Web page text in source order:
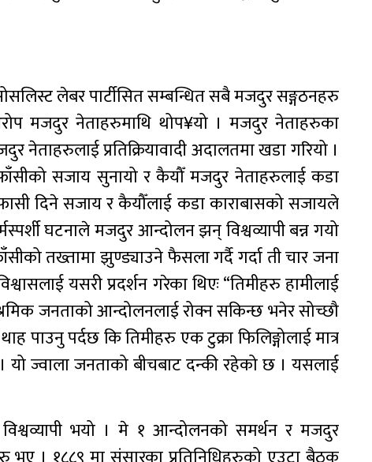
लेबर पार्टीसित सम्बन्धित सबै मजदुर सङ्गठनहरु
मजदुर नेताहरुमाथि थोप¥यो । मजदुर नेताहरुका
नेताहरुलाई प्रतिक्रियावादी अदालतमा खडा गरियो ।
सजाय सुनायो र कैयौँ मजदुर नेताहरुलाई कडा
दिने सजाय र कैयौँलाई कडा काराबासको सजायले
घटनाले मजदुर आन्दोलन झन् विश्वव्यापी बन्न गयो
तख्तामा झुण्ड्याउने फैसला गर्दै गर्दा ती चार जना
यसरी प्रदर्शन गरेका थिएः “तिमीहरु हामीलाई
जनताको आन्दोलनलाई रोक्न सकिन्छ भनेर सोच्छौ
पर्दछ कि तिमीहरु एक टुक्रा फिलिङ्गोलाई मात्र
ज्वाला जनताको बीचबाट दन्की रहेको छ । यसलाई
भयो । मे १ आन्दोलनको समर्थन र मजदुर